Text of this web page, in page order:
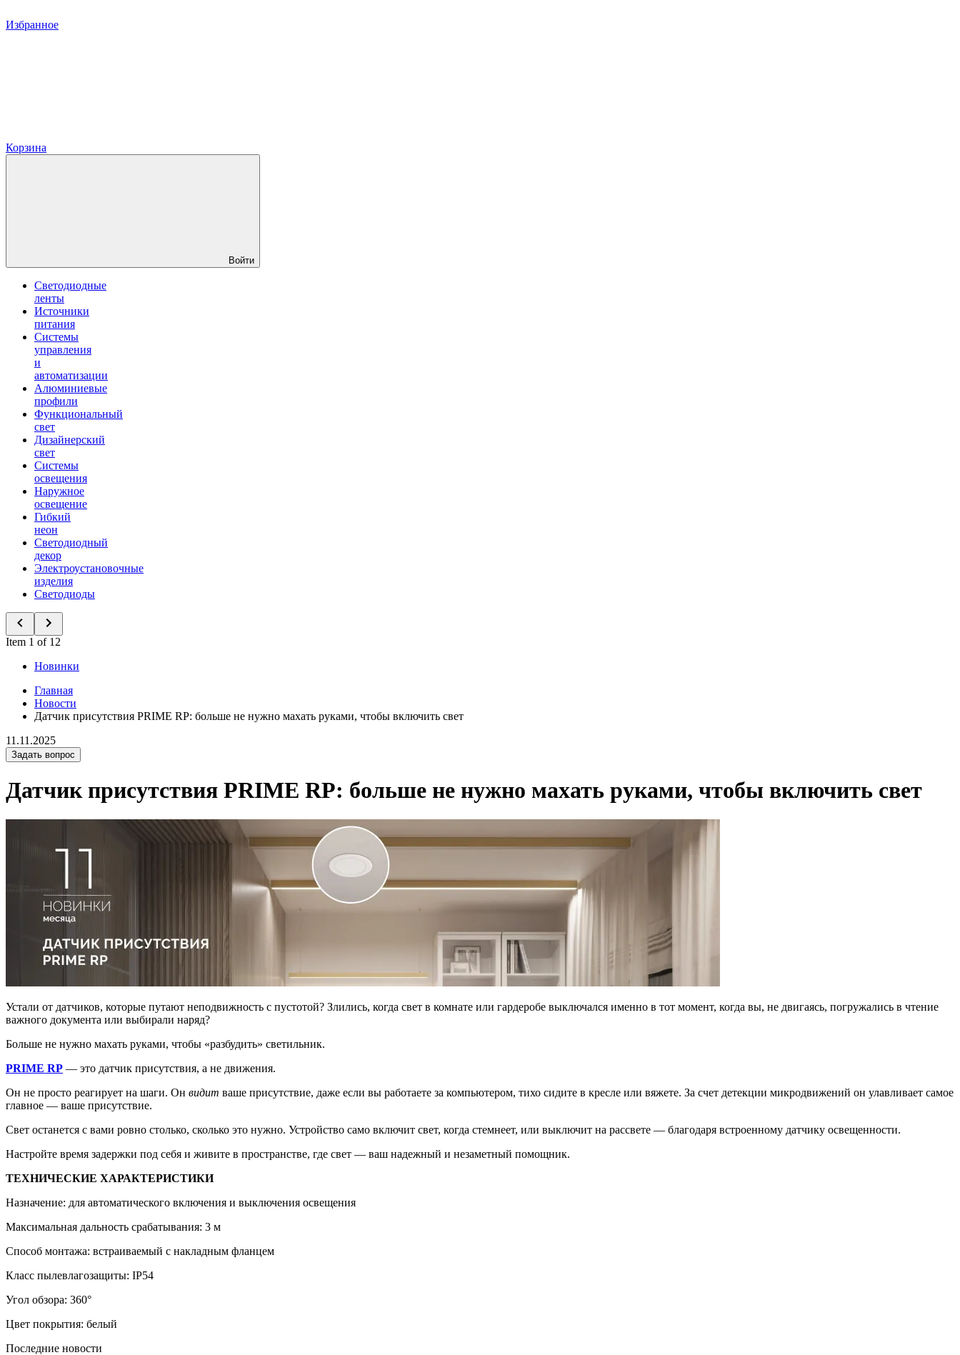
Избранное
Корзина
Войти
Светодиодные
ленты
Источники
питания
Системы
управления
и
автоматизации
Алюминиевые
профили
Функциональный
свет
Дизайнерский
свет
Системы
освещения
Наружное
освещение
Гибкий
неон
Светодиодный
декор
Электроустановочные
изделия
Светодиоды
Item 1 of 12
Новинки
Главная
Новости
Датчик присутствия PRIME RP: больше не нужно махать руками, чтобы включить свет
11.11.2025
Задать вопрос
Датчик присутствия PRIME RP: больше не нужно махать руками, чтобы включить свет
Устали от датчиков, которые путают неподвижность с пустотой? Злились, когда свет в комнате или гардеробе выключался именно в тот момент, когда вы, не двигаясь, погружались в чтение
важного документа или выбирали наряд?
Больше не нужно махать руками, чтобы «разбудить» светильник.
PRIME RP — это датчик присутствия, а не движения.
Он не просто реагирует на шаги. Он видит ваше присутствие, даже если вы работаете за компьютером, тихо сидите в кресле или вяжете. За счет детекции микродвижений он улавливает самое
главное — ваше присутствие.
Свет останется с вами ровно столько, сколько это нужно. Устройство само включит свет, когда стемнеет, или выключит на рассвете — благодаря встроенному датчику освещенности.
Настройте время задержки под себя и живите в пространстве, где свет — ваш надежный и незаметный помощник.
ТЕХНИЧЕСКИЕ ХАРАКТЕРИСТИКИ
Назначение: для автоматического включения и выключения освещения
Максимальная дальность срабатывания: 3 м
Способ монтажа: встраиваемый с накладным фланцем
Класс пылевлагозащиты: IP54
Угол обзора: 360°
Цвет покрытия: белый
Последние новости